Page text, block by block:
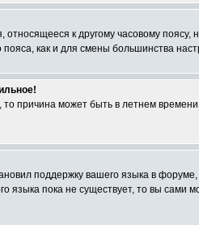
к другому часовому
как и для смены большинства
причина может быть в летнем
поддержку вашего языка в
языка пока не существует, то вы